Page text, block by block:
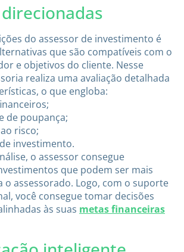
do assessor de investimento é
que são compatíveis com o
e objetivos do cliente. Nesse
realiza uma avaliação detalhada
o que engloba:
de poupança;
risco;
investimento.
o assessor consegue
que podem ser mais
o assessorado. Logo, com o suporte
você consegue tomar decisões
às suas metas financeiras